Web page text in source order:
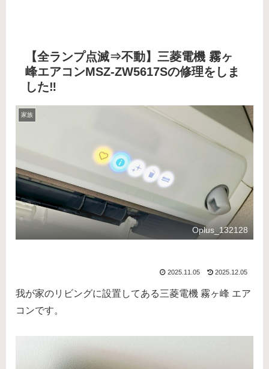
【全ランプ点滅⇒不動】三菱電機 霧ヶ
峰エアコンMSZ-ZW5617Sの修理をしま
した‼️
家族
Oplus_132128
2025.11.05 2025.12.05
我が家のリビングに設置してある三菱電機 霧ヶ峰 エア
コンです。